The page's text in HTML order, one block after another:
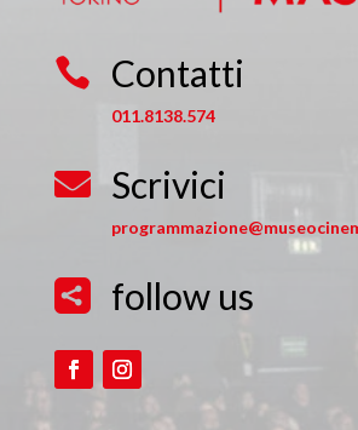
 Contatti
011.8138.574
 Scrivici
 follow us